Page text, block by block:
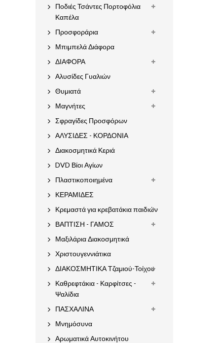
Ποδιές Τσάντες Πορτοφόλια
Καπέλα
Προσφοράρια
Μπιμπελά Διάφορα
ΔΙΑΦΟΡΑ
Αλυσίδες Γυαλιών
Θυμιατά
Μαγνήτες
Σφραγίδες Προσφόρων
ΑΛΥΣΙΔΕΣ - ΚΟΡΔΟΝΙΑ
Διακοσμητικά Κεριά
DVD Βίοι Αγίων
Πλαστικοποιημένα
ΚΕΡΑΜΙΔΕΣ
Κρεμαστά για κρεβατάκια παιδιών
ΒΑΠΤΙΣΗ - ΓΑΜΟΣ
Μαξιλάρια Διακοσμητικά
Χριστουγεννιάτικα
ΔΙΑΚΟΣΜΗΤΙΚΑ Τζαμιού-Τοίχου
Καθρεφτάκια - Καρφίτσες -
Ψαλίδια
ΠΑΣΧΑΛΙΝΑ
Μνημόσυνα
Αρωματικά Αυτοκινήτου